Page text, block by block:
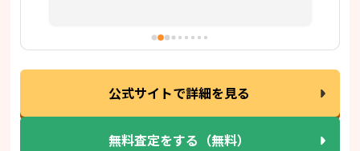
公式サイトで詳細を見る
無料査定をする（無料）